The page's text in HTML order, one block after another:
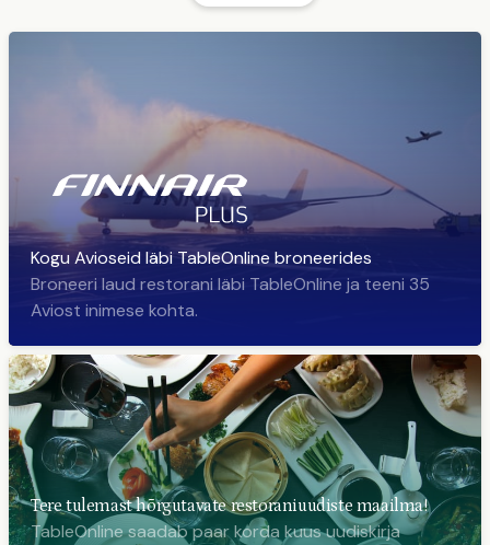
Kogu Avioseid läbi TableOnline broneerides
Broneeri laud restorani läbi TableOnline ja teeni 35
Aviost inimese kohta.
Tere tulemast hõrgutavate restoraniuudiste maailma!
TableOnline saadab paar korda kuus uudiskirja